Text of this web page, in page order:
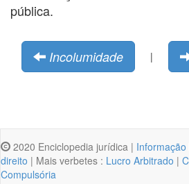
pública.
Incolumidade |
2020 Enciclopedia jurídica | Informação
direito | Mais verbetes : Lucro Arbitrado |
Compulsória